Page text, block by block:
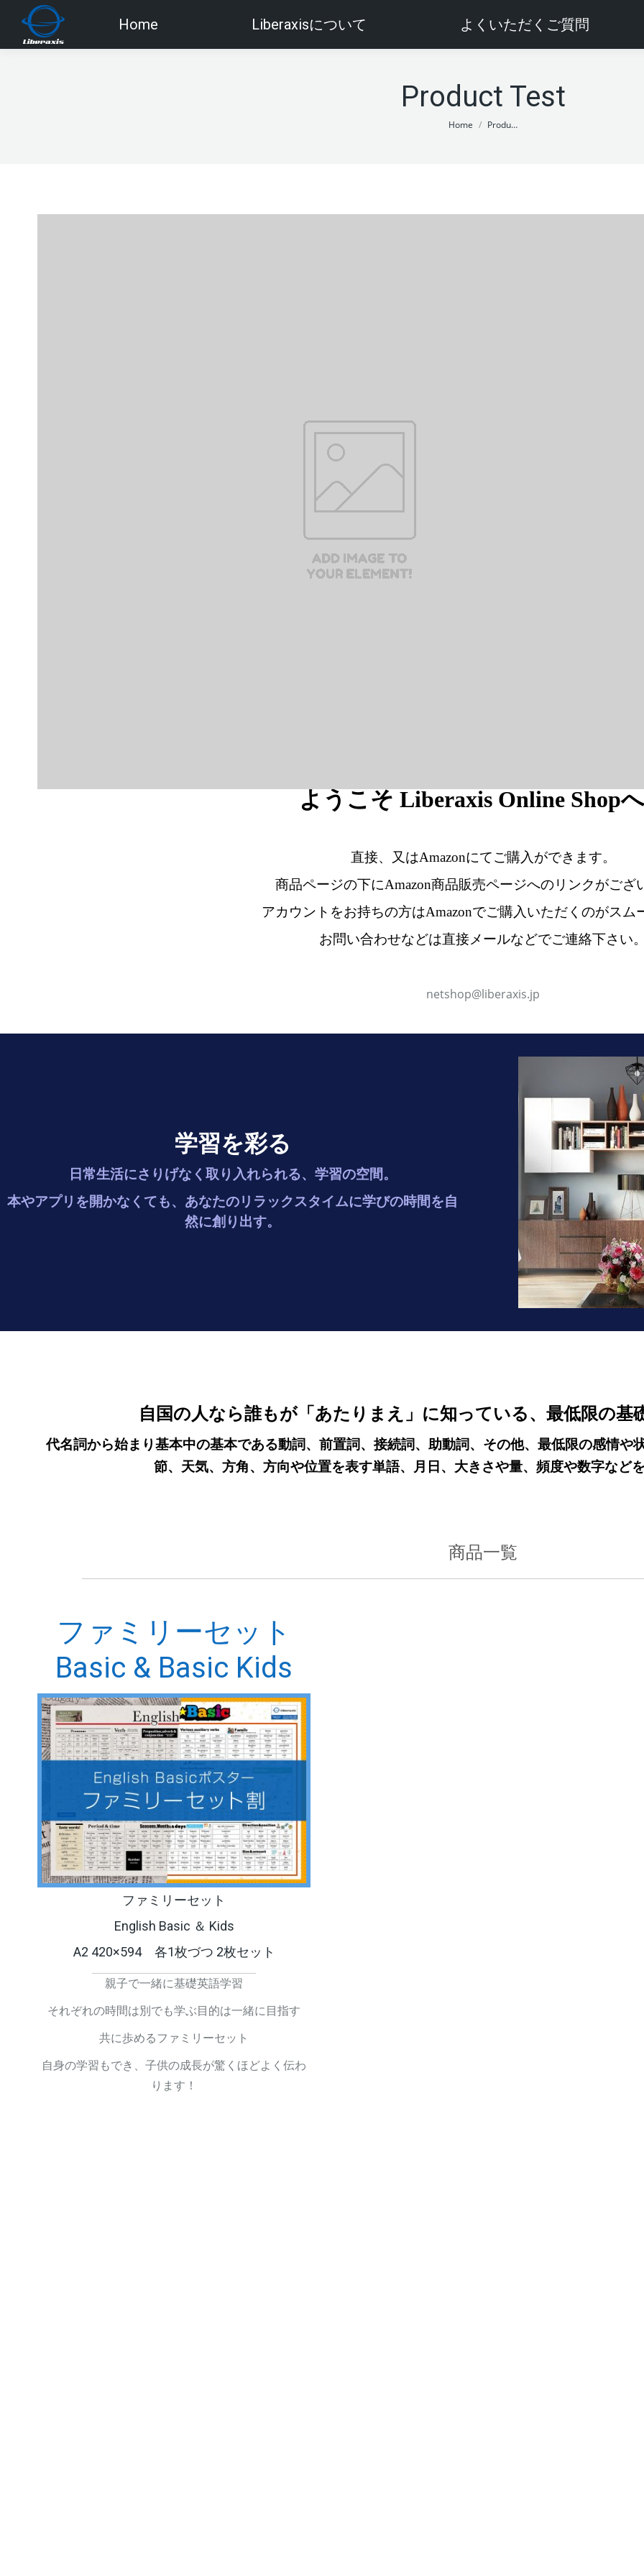
Home Liberaxisについて よくいただくご質問
Product Test
You are here:
Home Produ…
ようこそ Liberaxis Online Shopへ
直接、又はAmazonにてご購入ができます。
商品ページの下にAmazon商品販売ページへのリンクがござ
アカウントをお持ちの方はAmazonでご購入いただくのがスム
お問い合わせなどは直接メールなどでご連絡下さい。
netshop@liberaxis.jp
学習を彩る
日常生活にさりげなく取り入れられる、学習の空間。
本やアプリを開かなくても、あなたのリラックスタイムに学びの時間を自
然に創り出す。
自国の人なら誰もが「あたりまえ」に知っている、最低限の基
代名詞から始まり基本中の基本である動詞、前置詞、接続詞、助動詞、その他、最低限の感情や
節、天気、方角、方向や位置を表す単語、月日、大きさや量、頻度や数字など
商品一覧
ファミリーセット
Basic & Basic Kids
ファミリーセット
English Basic ＆ Kids
A2 420×594 各1枚づつ 2枚セット
親子で一緒に基礎英語学習
それぞれの時間は別でも学ぶ目的は一緒に目指す
共に歩めるファミリーセット
自身の学習もでき、子供の成長が驚くほどよく伝わ
ります！